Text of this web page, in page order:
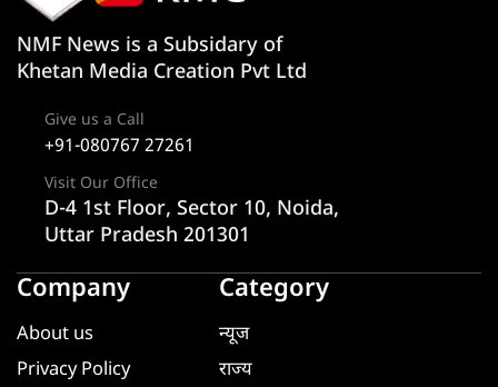
NMF News is a Subsidary of
Khetan Media Creation Pvt Ltd
Give us a Call
+91-080767 27261
Visit Our Office
D-4 1st Floor, Sector 10, Noida,
Uttar Pradesh 201301
Company
About us
Privacy Policy
Category
न्यूज
राज्य